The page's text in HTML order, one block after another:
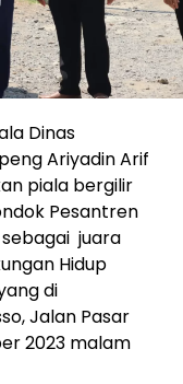
Dinas
Ariyadin Arif
piala bergilir
Pesantren
juara
Hidup
di
Jalan Pasar
2023 malam